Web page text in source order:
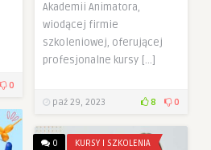
Akademii Animatora,
wiodącej firmie
szkoleniowej, oferującej
profesjonalne kursy […]
paź 29, 2023 8 0
0
0 KURSY I SZKOLENIA